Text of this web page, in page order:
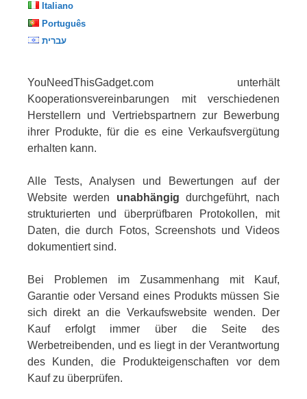
Italiano
Português
עברית
YouNeedThisGadget.com unterhält
Kooperationsvereinbarungen mit verschiedenen
Herstellern und Vertriebspartnern zur Bewerbung
ihrer Produkte, für die es eine Verkaufsvergütung
erhalten kann.
Alle Tests, Analysen und Bewertungen auf der
Website werden unabhängig durchgeführt, nach
strukturierten und überprüfbaren Protokollen, mit
Daten, die durch Fotos, Screenshots und Videos
dokumentiert sind.
Bei Problemen im Zusammenhang mit Kauf,
Garantie oder Versand eines Produkts müssen Sie
sich direkt an die Verkaufswebsite wenden. Der
Kauf erfolgt immer über die Seite des
Werbetreibenden, und es liegt in der Verantwortung
des Kunden, die Produkteigenschaften vor dem
Kauf zu überprüfen.